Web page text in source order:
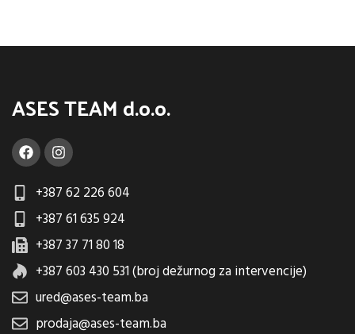
ASES TEAM d.o.o.
+387 62 226 604
+387 61 635 924
+387 37 71 80 18
+387 603 430 531 (broj dežurnog za intervencije)
ured@ases-team.ba
prodaja@ases-team.ba